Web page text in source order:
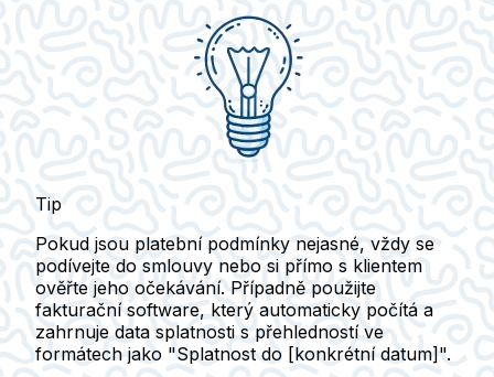
Tip
Pokud jsou platební podmínky nejasné, vždy se
podívejte do smlouvy nebo si přímo s klientem
ověřte jeho očekávání. Případně použijte
fakturační software, který automaticky počítá a
zahrnuje data splatnosti s přehledností ve
formátech jako "Splatnost do [konkrétní datum]".